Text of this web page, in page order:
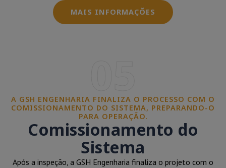
MAIS INFORMAÇÕES
A GSH ENGENHARIA FINALIZA O PROCESSO COM O
COMISSIONAMENTO DO SISTEMA, PREPARANDO-O
PARA OPERAÇÃO.
Comissionamento do
Sistema
Após a inspeção, a GSH Engenharia finaliza o projeto com o